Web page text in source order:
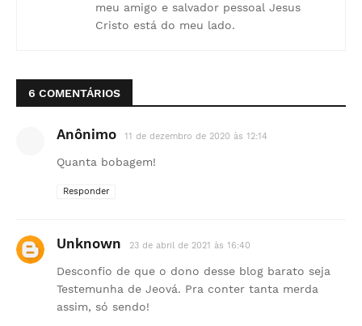
meu amigo e salvador pessoal Jesus
Cristo está do meu lado.
6 COMENTÁRIOS
Anônimo 11 de dezembro de 2020 às 12:14
Quanta bobagem!
Responder
Unknown 23 de abril de 2021 às 16:40
Desconfio de que o dono desse blog barato seja
Testemunha de Jeová. Pra conter tanta merda
assim, só sendo!